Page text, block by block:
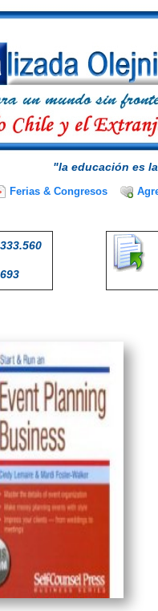
"la educación es
Ferias & Congresos
693